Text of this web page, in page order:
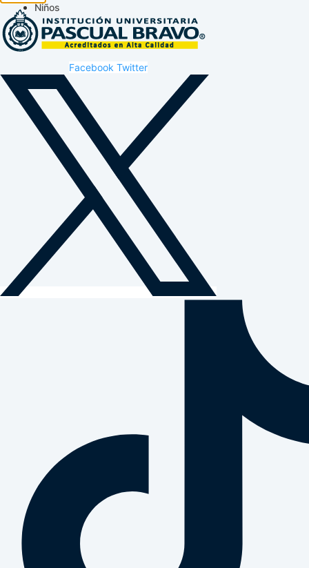
Niños
Facebook Twitter